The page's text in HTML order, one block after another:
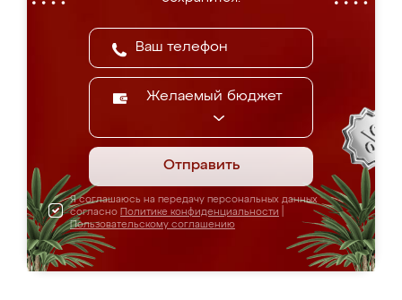
Желаемый бюджет
Отправить
Я соглашаюсь на передачу персональных данных
согласно Политике конфиденциальности
Пользовательскому соглашению